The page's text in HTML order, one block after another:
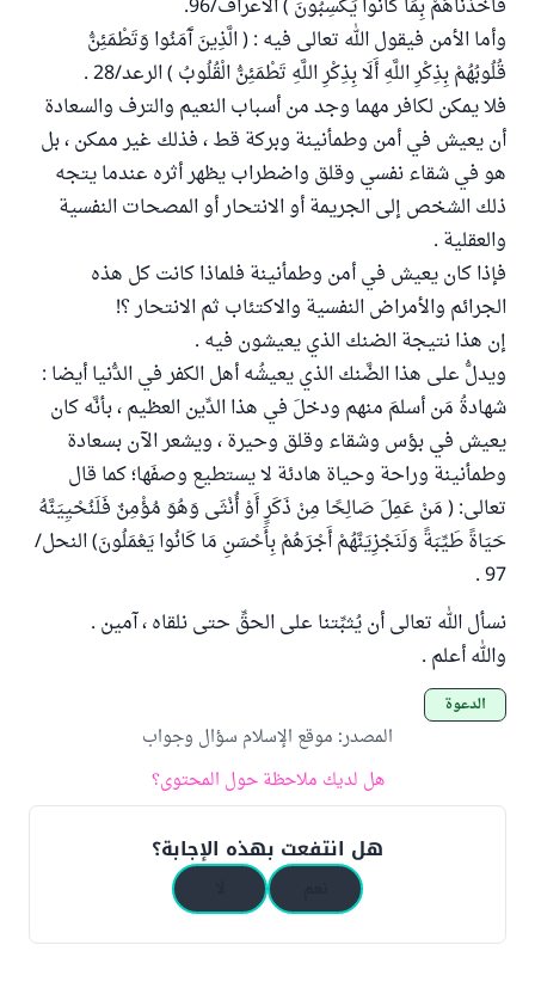
فَأَخَذْنَاهُمْ بِمَا كَانُوا يَكْسِبُونَ ) الأعراف/96.
وأما الأمن فيقول الله تعالى فيه : ( الَّذِينَ آَمَنُوا وَتَطْمَئِنُّ
قُلُوبُهُمْ بِذِكْرِ اللَّهِ أَلَا بِذِكْرِ اللَّهِ تَطْمَئِنُّ الْقُلُوبُ ) الرعد/28 .
فلا يمكن لكافر مهما وجد من أسباب النعيم والترف والسعادة
أن يعيش في أمن وطمأنينة وبركة قط ، فذلك غير ممكن ، بل
هو في شقاء نفسي وقلق واضطراب يظهر أثره عندما يتجه
ذلك الشخص إلى الجريمة أو الانتحار أو المصحات النفسية
والعقلية .
فإذا كان يعيش في أمن وطمأنينة فلماذا كانت كل هذه
الجرائم والأمراض النفسية والاكتئاب ثم الانتحار ؟!
إن هذا نتيجة الضنك الذي يعيشون فيه .
ويدلُّ على هذا الضَّنك الذي يعيشُه أهل الكفر في الدُّنيا أيضا :
شهادةُ مَن أسلمَ منهم ودخلَ في هذا الدِّين العظيم ، بأنَّه كان
يعيش في بؤس وشقاء وقلق وحيرة ، ويشعر الآن بسعادة
وطمأنينة وراحة وحياة هادئة لا يستطيع وصفَها؛ كما قال
تعالى: ( مَنْ عَمِلَ صَالِحًا مِنْ ذَكَرٍ أَوْ أُنْثَى وَهُوَ مُؤْمِنٌ فَلَنُحْيِيَنَّهُ
حَيَاةً طَيِّبَةً وَلَنَجْزِيَنَّهُمْ أَجْرَهُمْ بِأَحْسَنِ مَا كَانُوا يَعْمَلُونَ) النحل/
97 .
نسأل الله تعالى أن يُثبِّتنا على الحقِّ حتى نلقاه ، آمين .
والله أعلم .
الدعوة
المصدر: موقع الإسلام سؤال وجواب
هل لديك ملاحظة حول المحتوى؟
هل انتفعت بهذه الإجابة؟